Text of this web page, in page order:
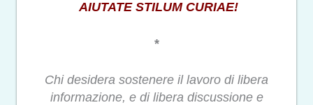
AIUTATE STILUM CURIAE!
*
Chi desidera sostenere il lavoro di libera
informazione, e di libera discussione e